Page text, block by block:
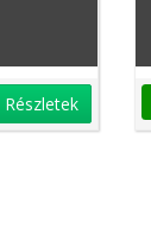
Részletek